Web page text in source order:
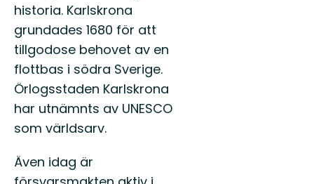
historia. Karlskrona
grundades 1680 för att
tillgodose behovet av en
flottbas i södra Sverige.
Örlogsstaden Karlskrona
har utnämnts av UNESCO
som världsarv.
Även idag är